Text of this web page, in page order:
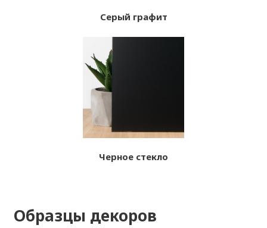
Серый графит
Черное стекло
Образцы декоров